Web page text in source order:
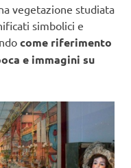
vegetazione studiata
simbolici e
come riferimento
e immagini su